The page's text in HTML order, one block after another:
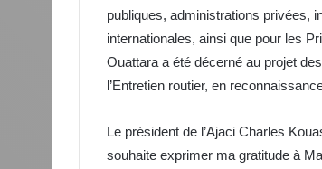
publiques, administrations privées,
internationales, ainsi que pour les
Ouattara a été décerné au projet
l’Entretien routier, en
Le président de l’Ajaci Charles
souhaite exprimer ma gratitude à